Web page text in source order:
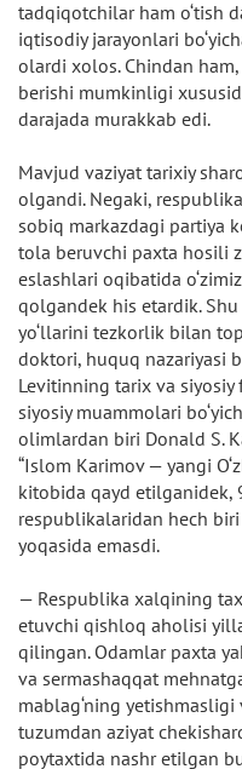
tadqiqotchilar ham o‘tish
iqtisodiy jarayonlari
olardi xolos. Chindan
berishi mumkinligi
darajada murakkab edi.
Mavjud vaziyat tarixiy
olgandi. Negaki,
sobiq markazdagi partiya
tola beruvchi paxta hosili
eslashlari oqibatida
qolgandek his etardik.
yo‘llarini tezkorlik bilan
doktori, huquq nazariyasi
Levitinning tarix va siyosiy
siyosiy muammolari
olimlardan biri Donald S.
“Islom Karimov — yangi
kitobida qayd etilganidek,
respublikalaridan hech
yoqasida emasdi.
— Respublika xalqining
etuvchi qishloq aholisi
qilingan. Odamlar paxta
va sermashaqqat
mablag‘ning
tuzumdan aziyat
poytaxtida nashr etilgan